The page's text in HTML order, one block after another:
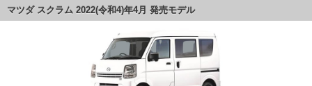
マツダ スクラム 2022(令和4)年4月 発売モデル